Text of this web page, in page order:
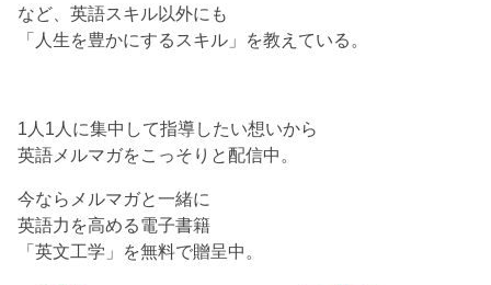
など、英語スキル以外にも
「人生を豊かにするスキル」を教えている。
1人1人に集中して指導したい想いから
英語メルマガをこっそりと配信中。
今ならメルマガと一緒に
英語力を高める電子書籍
「英文工学」を無料で贈呈中。